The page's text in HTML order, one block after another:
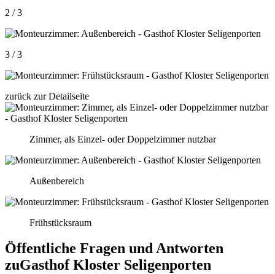
2 / 3
3 / 3
zurück zur Detailseite
Zimmer, als Einzel- oder Doppelzimmer nutzbar
Außenbereich
Frühstücksraum
Öffentliche Fragen und Antworten
zuGasthof Kloster Seligenporten